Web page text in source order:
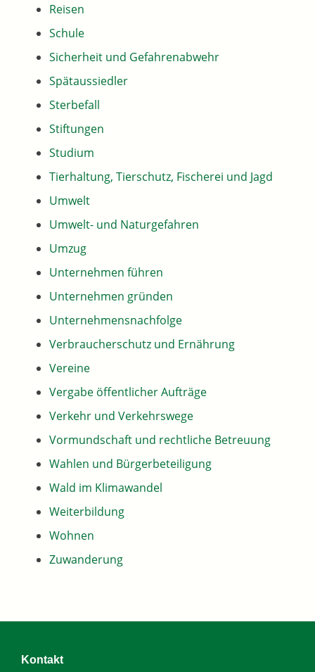
Reisen
Schule
Sicherheit und Gefahrenabwehr
Spätaussiedler
Sterbefall
Stiftungen
Studium
Tierhaltung, Tierschutz, Fischerei und Jagd
Umwelt
Umwelt- und Naturgefahren
Umzug
Unternehmen führen
Unternehmen gründen
Unternehmensnachfolge
Verbraucherschutz und Ernährung
Vereine
Vergabe öffentlicher Aufträge
Verkehr und Verkehrswege
Vormundschaft und rechtliche Betreuung
Wahlen und Bürgerbeteiligung
Wald im Klimawandel
Weiterbildung
Wohnen
Zuwanderung
Kontakt